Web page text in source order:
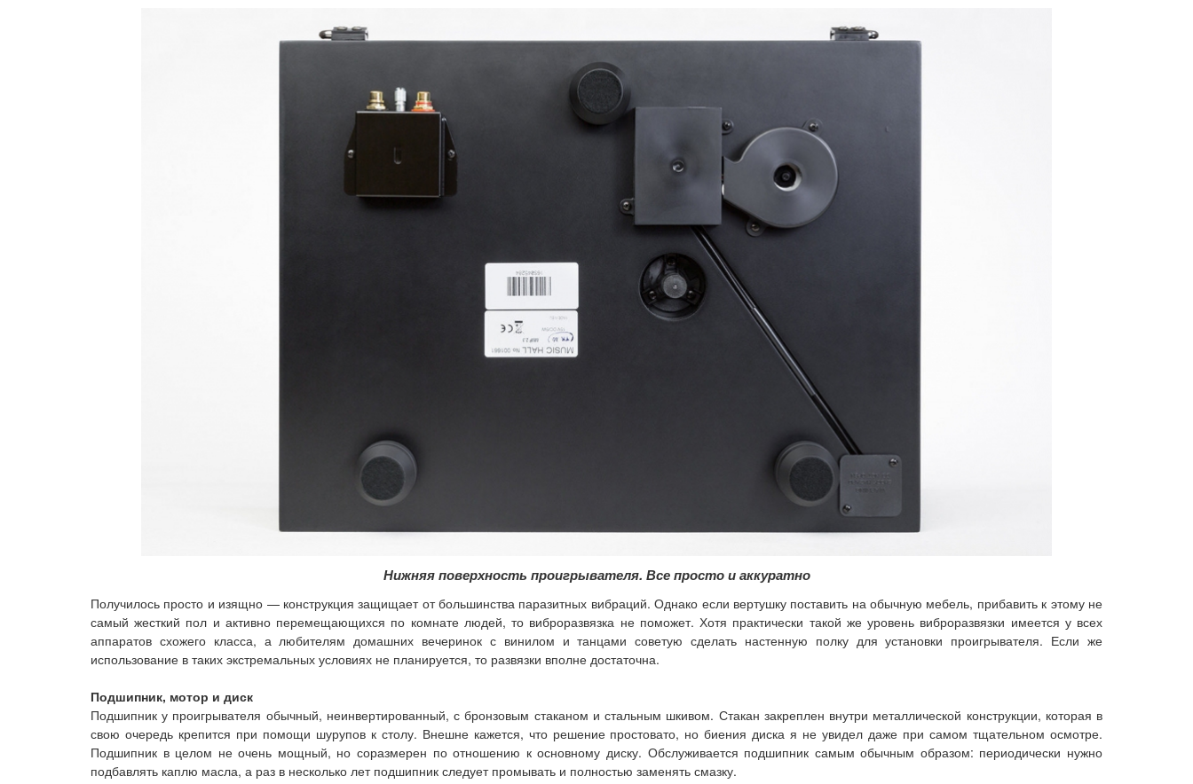
Нижняя поверхность проигрывателя. Все просто и аккуратно
Получилось просто и изящно — конструкция защищает от большинства паразитных вибраций. Однако если вертушку поставить на обычную мебель, прибавить к этому не
самый жесткий пол и активно перемещающихся по комнате людей, то виброразвязка не поможет. Хотя практически такой же уровень виброразвязки имеется у всех
аппаратов схожего класса, а любителям домашних вечеринок с винилом и танцами советую сделать настенную полку для установки проигрывателя. Если же
использование в таких экстремальных условиях не планируется, то развязки вполне достаточна.
Подшипник, мотор и диск
Подшипник у проигрывателя обычный, неинвертированный, с бронзовым стаканом и стальным шкивом. Стакан закреплен внутри металлической конструкции, которая в
свою очередь крепится при помощи шурупов к столу. Внешне кажется, что решение простовато, но биения диска я не увидел даже при самом тщательном осмотре.
Подшипник в целом не очень мощный, но соразмерен по отношению к основному диску. Обслуживается подшипник самым обычным образом: периодически нужно
подбавлять каплю масла, а раз в несколько лет подшипник следует промывать и полностью заменять смазку.